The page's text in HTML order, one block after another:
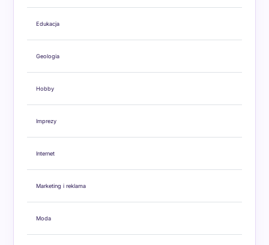
Edukacja
Geologia
Hobby
Imprezy
Internet
Marketing i reklama
Moda